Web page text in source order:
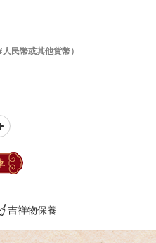
民幣或其他貨幣）
吉祥物保養